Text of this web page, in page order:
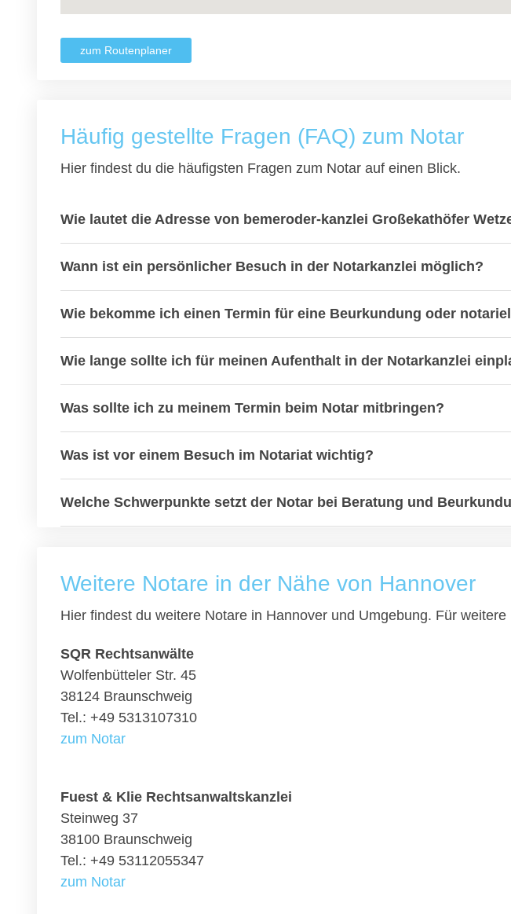
zum Routenplaner
Häufig gestellte Fragen (FAQ) zum Notar
Hier findest du die häufigsten Fragen zum Notar auf einen Blick.
Wie lautet die Adresse von bemeroder-kanzlei Großekathöfer
Wann ist ein persönlicher Besuch in der Notarkanzlei möglich?
Wie bekomme ich einen Termin für eine Beurkundung oder
Wie lange sollte ich für meinen Aufenthalt in der Notarkanzlei
Was sollte ich zu meinem Termin beim Notar mitbringen?
Was ist vor einem Besuch im Notariat wichtig?
Welche Schwerpunkte setzt der Notar bei Beratung und
Weitere Notare in der Nähe von Hannover
Hier findest du weitere Notare in Hannover und Umgebung. Für
SQR Rechtsanwälte
Wolfenbütteler Str. 45
38124 Braunschweig
Tel.: +49 5313107310
zum Notar
Fuest & Klie Rechtsanwaltskanzlei
Steinweg 37
38100 Braunschweig
Tel.: +49 53112055347
zum Notar